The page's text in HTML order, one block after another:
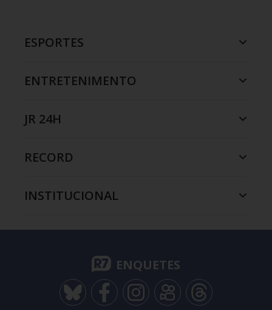
ESPORTES
ENTRETENIMENTO
JR 24H
RECORD
INSTITUCIONAL
ENQUETES